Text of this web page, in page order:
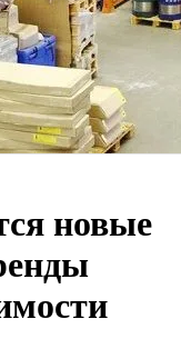
новые